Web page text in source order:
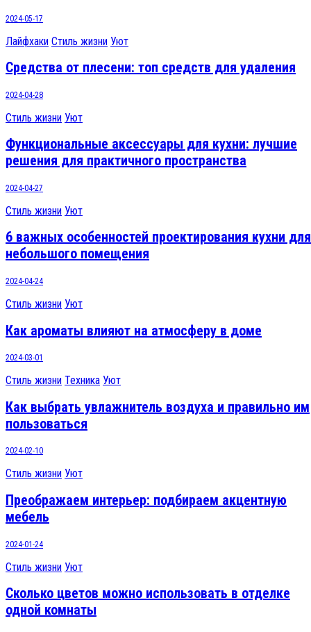
2024-05-17
Лайфхаки Стиль жизни Уют
Средства от плесени: топ средств для удаления
2024-04-28
Стиль жизни Уют
Функциональные аксессуары для кухни: лучшие
решения для практичного пространства
2024-04-27
Стиль жизни Уют
6 важных особенностей проектирования кухни для
небольшого помещения
2024-04-24
Стиль жизни Уют
Как ароматы влияют на атмосферу в доме
2024-03-01
Стиль жизни Техника Уют
Как выбрать увлажнитель воздуха и правильно им
пользоваться
2024-02-10
Стиль жизни Уют
Преображаем интерьер: подбираем акцентную
мебель
2024-01-24
Стиль жизни Уют
Сколько цветов можно использовать в отделке
одной комнаты